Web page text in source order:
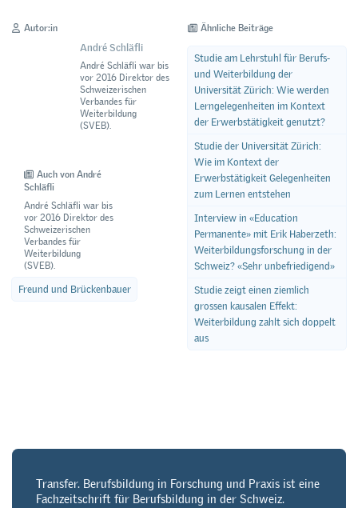
Autor:in
André Schläfli
André Schläfli war bis
vor 2016 Direktor des
Schweizerischen
Verbandes für
Weiterbildung
(SVEB).
Auch von André
Schläfli
André Schläfli war bis
vor 2016 Direktor des
Schweizerischen
Verbandes für
Weiterbildung
(SVEB).
Freund und Brückenbauer
Ähnliche Beiträge
Studie am Lehrstuhl für Berufs-
und Weiterbildung der
Universität Zürich: Wie werden
Lerngelegenheiten im Kontext
der Erwerbstätigkeit genutzt?
Studie der Universität Zürich:
Wie im Kontext der
Erwerbstätigkeit Gelegenheiten
zum Lernen entstehen
Interview in «Education
Permanente» mit Erik Haberzeth:
Weiterbildungsforschung in der
Schweiz? «Sehr unbefriedigend»
Studie zeigt einen ziemlich
grossen kausalen Effekt:
Weiterbildung zahlt sich doppelt
aus
Transfer. Berufsbildung in Forschung und Praxis ist eine
Fachzeitschrift für Berufsbildung in der Schweiz.